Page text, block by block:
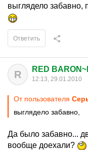
выглядело забавно,
Ответить
R RED
12:13, 29.01.2010
От пользователя
выглядело забавно,
Да было забавно...
вообще доехали?